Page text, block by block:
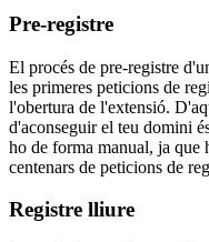
Pre-registre
El procés de pre-registre
les primeres peticions de
l'obertura de l'extensió.
d'aconseguir el teu domini
ho de forma manual, ja que
centenars de peticions de
Registre lliure